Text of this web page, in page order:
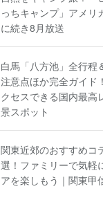
っちキャンプ」アメリ
に続き8月放送
白馬「八方池」全行程
注意点ほか完全ガイド
クセスできる国内最高
景スポット
関東近郊のおすすめコ
選！ファミリーで気軽
アを楽しもう｜関東甲